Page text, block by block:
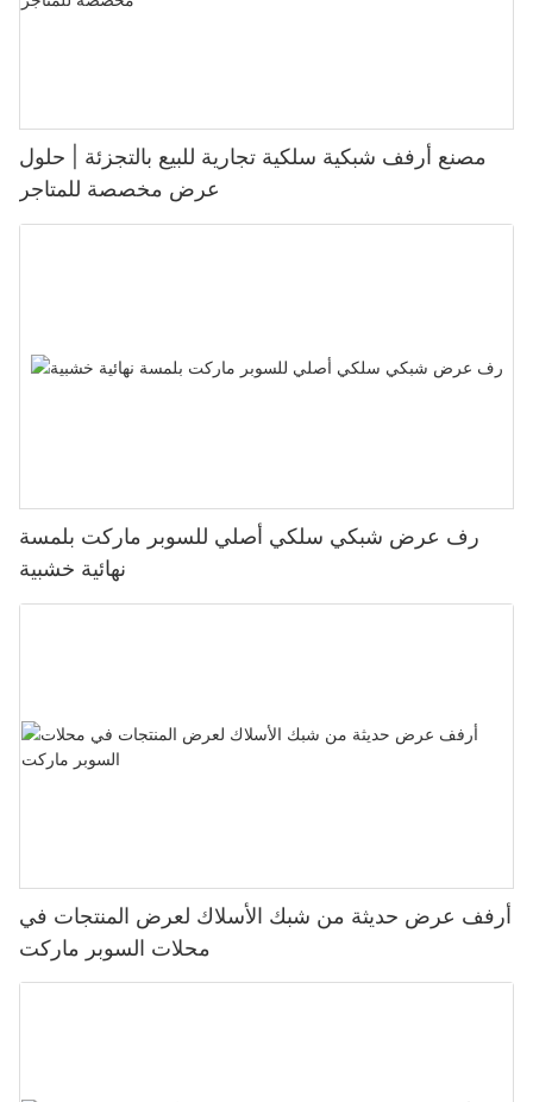
مصنع أرفف شبكية سلكية تجارية للبيع بالتجزئة | حلول
عرض مخصصة للمتاجر
رف عرض شبكي سلكي أصلي للسوبر ماركت بلمسة
نهائية خشبية
أرفف عرض حديثة من شبك الأسلاك لعرض المنتجات في
محلات السوبر ماركت